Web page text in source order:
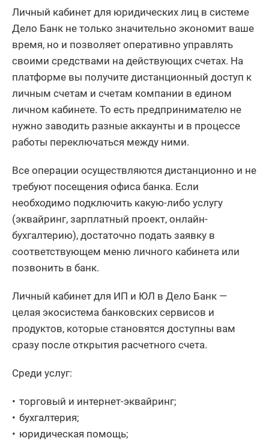
Личный кабинет для юридических лиц в системе
Дело Банк не только значительно экономит ваше
время, но и позволяет оперативно управлять
своими средствами на действующих счетах. На
платформе вы получите дистанционный доступ к
личным счетам и счетам компании в едином
личном кабинете. То есть предпринимателю не
нужно заводить разные аккаунты и в процессе
работы переключаться между ними.
Все операции осуществляются дистанционно и не
требуют посещения офиса банка. Если
необходимо подключить какую-либо услугу
(эквайринг, зарплатный проект, онлайн-
бухгалтерию), достаточно подать заявку в
соответствующем меню личного кабинета или
позвонить в банк.
Личный кабинет для ИП и ЮЛ в Дело Банк —
целая экосистема банковских сервисов и
продуктов, которые становятся доступны вам
сразу после открытия расчетного счета.
Среди услуг:
торговый и интернет-эквайринг;
бухгалтерия;
юридическая помощь;